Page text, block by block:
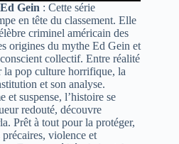
Gein : Cette série
en tête du classement. Elle
criminel américain des
origines du mythe Ed Gein et
collectif. Entre réalité
la pop culture horrifique, la
et son analyse.
et suspense, l’histoire se
redouté, découvre
Prêt à tout pour la protéger,
violence et